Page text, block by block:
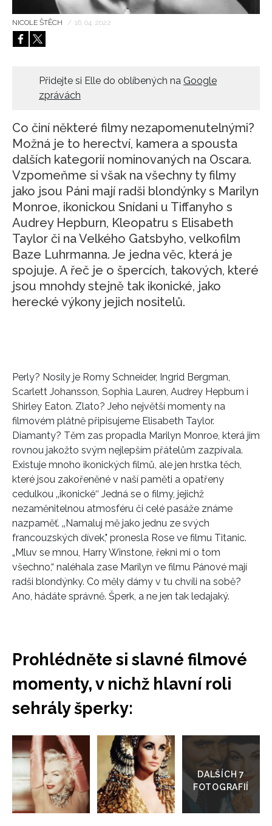
HOME
NICOLE ŠTĚCH / 16. 04. 2022
Přidejte si Elle do oblíbených na Google
zprávách
Co činí některé filmy nezapomenutelnými?
Možná je to herectví, kamera a spousta
dalších kategorií nominovaných na Oscara.
Vzpomeňme si však na všechny ty filmy
jako jsou Páni mají radši blondýnky s Marilyn
Monroe, ikonickou Snídani u Tiffanyho s
Audrey Hepburn, Kleopatru s Elisabeth
Taylor či na Velkého Gatsbyho, velkofilm
Baze Luhrmanna. Je jedna věc, která je
spojuje. A řeč je o špercích, takových, které
jsou mnohdy stejně tak ikonické, jako
herecké výkony jejich nositelů.
Perly? Nosily je Romy Schneider, Ingrid Bergman,
Scarlett Johansson, Sophia Lauren, Audrey Hepburn i
Shirley Eaton. Zlato? Jeho největší momenty na
filmovém plátně připisujeme Elisabeth Taylor.
Diamanty? Těm zas propadla Marilyn Monroe, která jim
rovnou jakožto svým nejlepším přátelům zazpívala.
Existuje mnoho ikonických filmů, ale jen hrstka těch,
které jsou zakořeněné v naší paměti a opatřeny
cedulkou ‚‚ikonické‘‘ Jedná se o filmy, jejichž
nezaměnitelnou atmosféru či celé pasáže známe
nazpaměť. ‚‚Namaluj mě jako jednu ze svých
francouzských dívek," pronesla Rose ve filmu Titanic.
„Mluv se mnou, Harry Winstone, řekni mi o tom
všechno,“ naléhala zase Marilyn ve filmu Pánové mají
radši blondýnky. Co měly dámy v tu chvíli na sobě?
Ano, hádáte správně. Šperk, a ne jen tak ledajaký.
Prohlédněte si slavné filmové
momenty, v nichž hlavní roli
sehrály šperky:
Přejít
do
galerie